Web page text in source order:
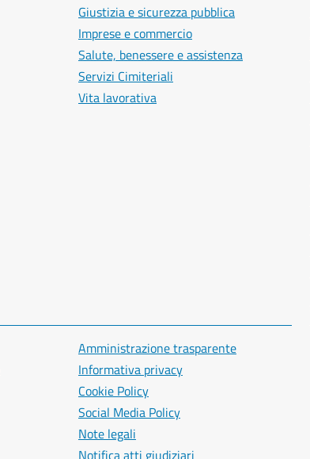
Giustizia e sicurezza pubblica
Imprese e commercio
Salute, benessere e assistenza
Servizi Cimiteriali
Vita lavorativa
Amministrazione trasparente
Informativa privacy
Cookie Policy
Social Media Policy
Note legali